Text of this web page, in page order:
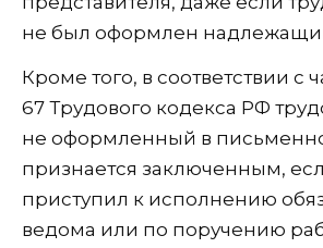
не был оформлен
Кроме того, в соответствии с
67 Трудового кодекса РФ
не оформленный в
признается заключенным,
приступил к исполнению
ведома или по поручению